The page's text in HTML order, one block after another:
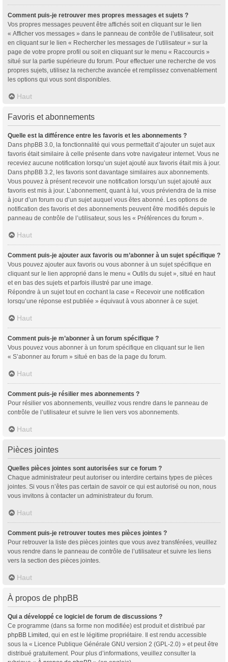
Comment puis-je retrouver mes propres messages et sujets ?
Vos propres messages peuvent être affichés soit en cliquant sur le lien
« Afficher vos messages » dans le panneau de contrôle de l’utilisateur, soit
en cliquant sur le lien « Rechercher les messages de l’utilisateur » sur la
page de votre propre profil ou soit en cliquant sur le menu « Raccourcis »
situé sur la partie supérieure du forum. Pour effectuer une recherche de vos
propres sujets, utilisez la recherche avancée et remplissez convenablement
les options qui vous sont disponibles.
Haut
Favoris et abonnements
Quelle est la différence entre les favoris et les abonnements ?
Dans phpBB 3.0, la fonctionnalité qui vous permettait d’ajouter un sujet aux
favoris était similaire à celle présente dans votre navigateur internet. Vous ne
receviez aucune notification lorsqu’un sujet ajouté aux favoris était mis à jour.
Dans phpBB 3.2, les favoris sont davantage similaires aux abonnements.
Vous pouvez à présent recevoir une notification lorsqu’un sujet ajouté aux
favoris est mis à jour. L’abonnement, quant à lui, vous préviendra de la mise
à jour d’un forum ou d’un sujet auquel vous êtes abonné. Les options de
notification des favoris et des abonnements peuvent être modifiés depuis le
panneau de contrôle de l’utilisateur, sous les « Préférences du forum ».
Haut
Comment puis-je ajouter aux favoris ou m’abonner à un sujet spécifique ?
Vous pouvez ajouter aux favoris ou vous abonner à un sujet spécifique en
cliquant sur le lien approprié dans le menu « Outils du sujet », situé en haut
et en bas des sujets et parfois illustré par une image.
Répondre à un sujet tout en cochant la case « Recevoir une notification
lorsqu’une réponse est publiée » équivaut à vous abonner à ce sujet.
Haut
Comment puis-je m’abonner à un forum spécifique ?
Vous pouvez vous abonner à un forum spécifique en cliquant sur le lien
« S’abonner au forum » situé en bas de la page du forum.
Haut
Comment puis-je résilier mes abonnements ?
Pour résilier vos abonnements, veuillez vous rendre dans le panneau de
contrôle de l’utilisateur et suivre le lien vers vos abonnements.
Haut
Pièces jointes
Quelles pièces jointes sont autorisées sur ce forum ?
Chaque administrateur peut autoriser ou interdire certains types de pièces
jointes. Si vous n’êtes pas certain de savoir ce qui est autorisé ou non, nous
vous invitons à contacter un administrateur du forum.
Haut
Comment puis-je retrouver toutes mes pièces jointes ?
Pour retrouver la liste des pièces jointes que vous avez transférées, veuillez
vous rendre dans le panneau de contrôle de l’utilisateur et suivre les liens
vers la section des pièces jointes.
Haut
À propos de phpBB
Qui a développé ce logiciel de forum de discussions ?
Ce programme (dans sa forme non modifiée) est produit et distribué par
phpBB Limited, qui en est le légitime propriétaire. Il est rendu accessible
sous la « Licence Publique Générale GNU version 2 (GPL-2.0) » et peut être
distribué gratuitement. Pour plus d’informations, veuillez consulter la